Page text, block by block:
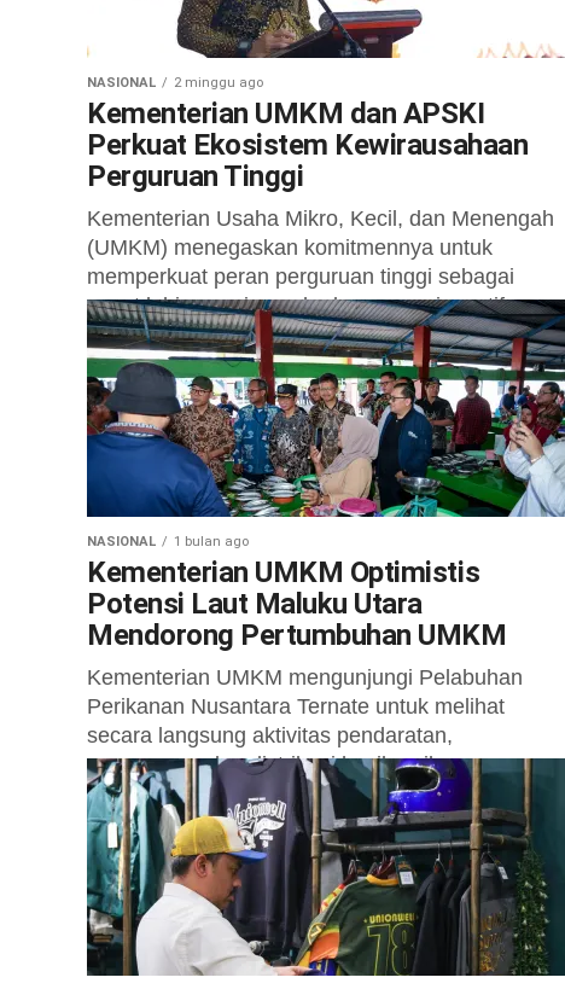
NASIONAL 2 minggu ago
Kementerian UMKM dan APSKI
Perkuat Ekosistem Kewirausahaan
Perguruan Tinggi
Kementerian Usaha Mikro, Kecil, dan Menengah
(UMKM) menegaskan komitmennya untuk
memperkuat peran perguruan tinggi sebagai
pusat lahirnya wirausaha baru yang inovatif,
produktif, berdaya saing, serta mampu...
NASIONAL 1 bulan ago
Kementerian UMKM Optimistis
Potensi Laut Maluku Utara
Mendorong Pertumbuhan UMKM
Kementerian UMKM mengunjungi Pelabuhan
Perikanan Nusantara Ternate untuk melihat
secara langsung aktivitas pendaratan,
pemasaran, dan distribusi hasil perikanan yang
menjadi salah satu penggerak utama ekonomi
masyarakat...